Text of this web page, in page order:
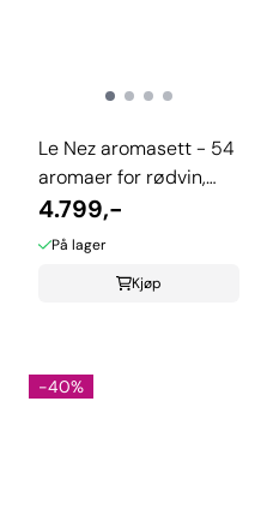
Le Nez aromasett - 54
aromaer for rødvin,
hvitvin og musserende
4.799,-
På lager
Kjøp
-40%